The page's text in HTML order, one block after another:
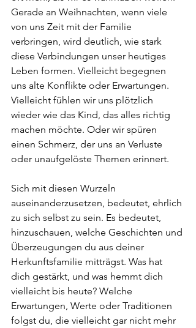
Gerade an Weihnachten, wenn viele
von uns Zeit mit der Familie
verbringen, wird deutlich, wie stark
diese Verbindungen unser heutiges
Leben formen. Vielleicht begegnen
uns alte Konflikte oder Erwartungen.
Vielleicht fühlen wir uns plötzlich
wieder wie das Kind, das alles richtig
machen möchte. Oder wir spüren
einen Schmerz, der uns an Verluste
oder unaufgelöste Themen erinnert.
Sich mit diesen Wurzeln
auseinanderzusetzen, bedeutet, ehrlich
zu sich selbst zu sein. Es bedeutet,
hinzuschauen, welche Geschichten und
Überzeugungen du aus deiner
Herkunftsfamilie mitträgst. Was hat
dich gestärkt, und was hemmt dich
vielleicht bis heute? Welche
Erwartungen, Werte oder Traditionen
folgst du, die vielleicht gar nicht mehr